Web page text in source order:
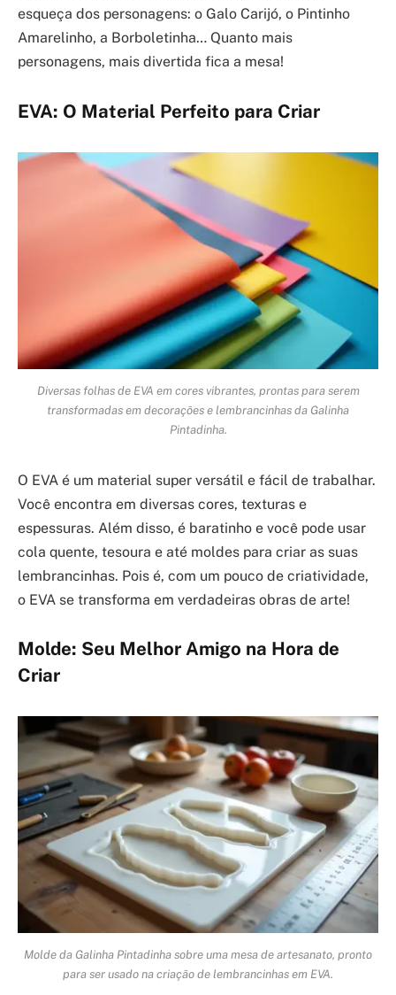
esqueça dos personagens: o Galo Carijó, o Pintinho
Amarelinho, a Borboletinha… Quanto mais
personagens, mais divertida fica a mesa!
EVA: O Material Perfeito para Criar
Diversas folhas de EVA em cores vibrantes, prontas para serem
transformadas em decorações e lembrancinhas da Galinha
Pintadinha.
O EVA é um material super versátil e fácil de trabalhar.
Você encontra em diversas cores, texturas e
espessuras. Além disso, é baratinho e você pode usar
cola quente, tesoura e até moldes para criar as suas
lembrancinhas. Pois é, com um pouco de criatividade,
o EVA se transforma em verdadeiras obras de arte!
Molde: Seu Melhor Amigo na Hora de
Criar
Molde da Galinha Pintadinha sobre uma mesa de artesanato, pronto
para ser usado na criação de lembrancinhas em EVA.